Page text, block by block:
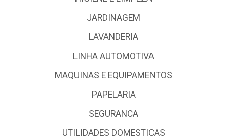
JARDINAGEM
LAVANDERIA
LINHA AUTOMOTIVA
MAQUINAS E EQUIPAMENTOS
PAPELARIA
SEGURANCA
UTILIDADES DOMESTICAS